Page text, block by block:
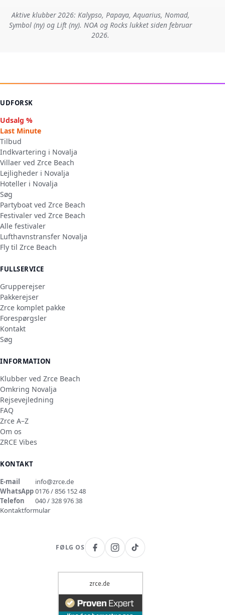
Aktive klubber 2026: Kalypso, Papaya, Aquarius, Nomad,
Symbol (ny) og Lift (ny). NOA og Rocks lukket siden februar
2026.
UDFORSK
Udsalg %
Last Minute
Tilbud
Indkvartering i Novalja
Villaer ved Zrce Beach
Lejligheder i Novalja
Hoteller i Novalja
Søg
Partyboat ved Zrce Beach
Festivaler ved Zrce Beach
Alle festivaler
Lufthavnstransfer Novalja
Fly til Zrce Beach
FULLSERVICE
Grupperejser
Pakkerejser
Zrce komplet pakke
Forespørgsler
Kontakt
Søg
INFORMATION
Klubber ved Zrce Beach
Omkring Novalja
Rejsevejledning
FAQ
Zrce A–Z
Om os
ZRCE Vibes
KONTAKT
E-mail
info@zrce.de
WhatsApp0176 / 856 152 48
Telefon
040 / 328 976 38
Kontaktformular
FØLG OS